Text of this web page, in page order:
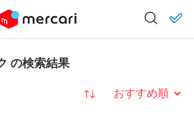
の検索結果
並び替え